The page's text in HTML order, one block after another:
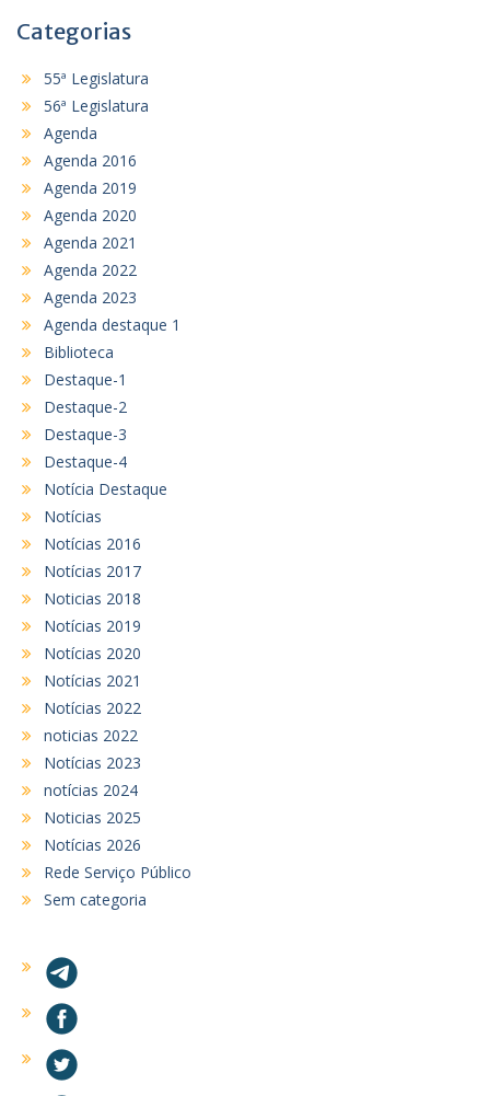
Categorias
55ª Legislatura
56ª Legislatura
Agenda
Agenda 2016
Agenda 2019
Agenda 2020
Agenda 2021
Agenda 2022
Agenda 2023
Agenda destaque 1
Biblioteca
Destaque-1
Destaque-2
Destaque-3
Destaque-4
Notícia Destaque
Notícias
Notícias 2016
Notícias 2017
Noticias 2018
Notícias 2019
Notícias 2020
Notícias 2021
Notícias 2022
noticias 2022
Notícias 2023
notícias 2024
Noticias 2025
Notícias 2026
Rede Serviço Público
Sem categoria